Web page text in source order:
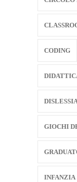
CODING
GIOCHI
INFANZIA